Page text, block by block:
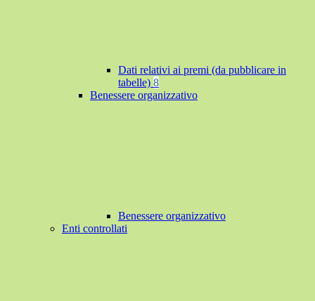
Dati relativi ai premi (da pubblicare in
tabelle) 8
Benessere organizzativo
Benessere organizzativo
Enti controllati